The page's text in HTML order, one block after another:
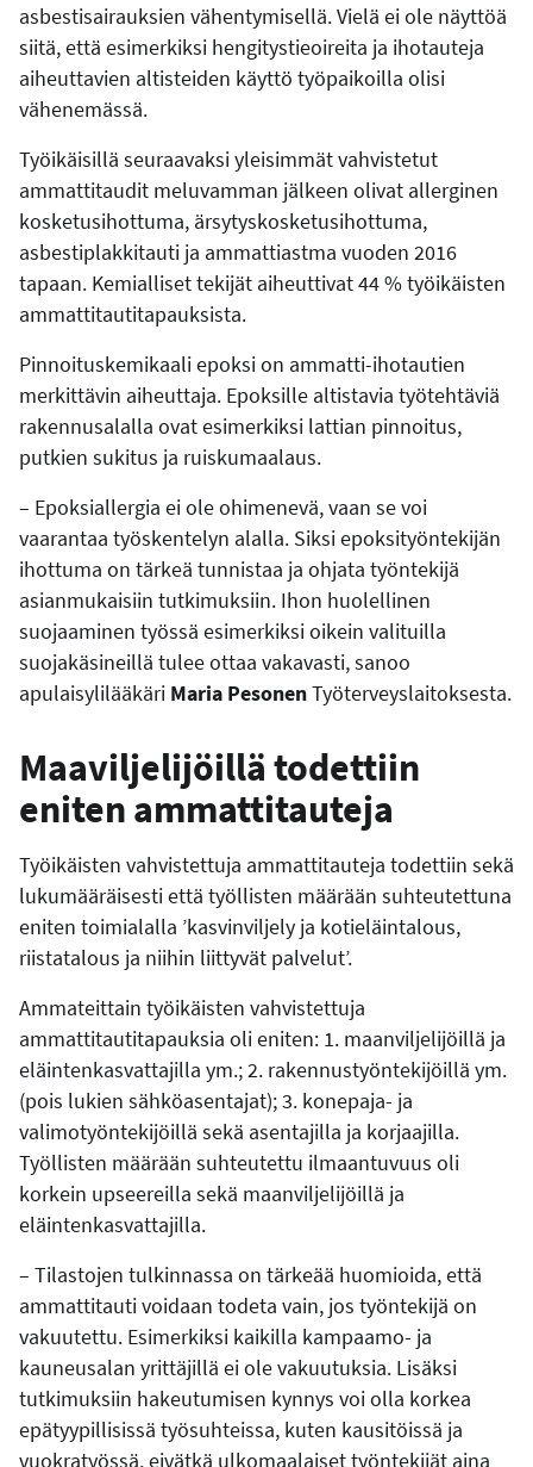
asbestisairauksien vähentymisellä. Vielä ei ole näyttöä
siitä, että esimerkiksi hengitystieoireita ja ihotauteja
aiheuttavien altisteiden käyttö työpaikoilla olisi
vähenemässä.
Työikäisillä seuraavaksi yleisimmät vahvistetut
ammattitaudit meluvamman jälkeen olivat allerginen
kosketusihottuma, ärsytyskosketusihottuma,
asbestiplakkitauti ja ammattiastma vuoden 2016
tapaan. Kemialliset tekijät aiheuttivat 44 % työikäisten
ammattitautitapauksista.
Pinnoituskemikaali epoksi on ammatti-ihotautien
merkittävin aiheuttaja. Epoksille altistavia työtehtäviä
rakennusalalla ovat esimerkiksi lattian pinnoitus,
putkien sukitus ja ruiskumaalaus.
– Epoksiallergia ei ole ohimenevä, vaan se voi
vaarantaa työskentelyn alalla. Siksi epoksityöntekijän
ihottuma on tärkeä tunnistaa ja ohjata työntekijä
asianmukaisiin tutkimuksiin. Ihon huolellinen
suojaaminen työssä esimerkiksi oikein valituilla
suojakäsineillä tulee ottaa vakavasti, sanoo
apulaisylilääkäri Maria PesonenTyöterveyslaitoksesta.
Maaviljelijöillä todettiin
eniten ammattitauteja
Työikäisten vahvistettuja ammattitauteja todettiin sekä
lukumääräisesti että työllisten määrään suhteutettuna
eniten toimialalla ’kasvinviljely ja kotieläintalous,
riistatalous ja niihin liittyvät palvelut’.
Ammateittain työikäisten vahvistettuja
ammattitautitapauksia oli eniten: 1. maanviljelijöillä ja
eläintenkasvattajilla ym.; 2. rakennustyöntekijöillä ym.
(pois lukien sähköasentajat); 3. konepaja- ja
valimotyöntekijöillä sekä asentajilla ja korjaajilla.
Työllisten määrään suhteutettu ilmaantuvuus oli
korkein upseereilla sekä maanviljelijöillä ja
eläintenkasvattajilla.
– Tilastojen tulkinnassa on tärkeää huomioida, että
ammattitauti voidaan todeta vain, jos työntekijä on
vakuutettu. Esimerkiksi kaikilla kampaamo- ja
kauneusalan yrittäjillä ei ole vakuutuksia. Lisäksi
tutkimuksiin hakeutumisen kynnys voi olla korkea
epätyypillisissä työsuhteissa, kuten kausitöissä ja
vuokratyössä, eivätkä ulkomaalaiset työntekijät aina